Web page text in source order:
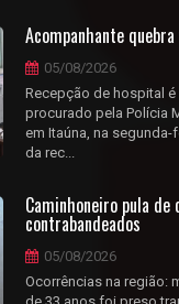
Acompanhante
05/08/2026
Recepção de hospital
procurado pela Polícia
em Itaúna, na
da rec...
Caminhoneiro pula
contrabandeados
05/08/2026
Ocorrências na região: